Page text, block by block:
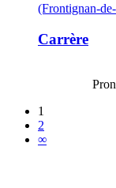
(Frontignan-
Carrère
1
2
∞